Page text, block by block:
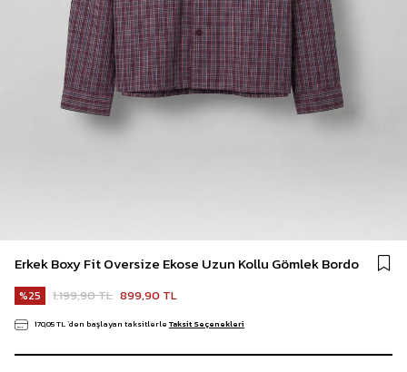
Erkek Boxy Fit Oversize Ekose Uzun Kollu Gömlek Bordo
25 1.199,90 TL 899,90 TL
170,05 TL`den başlayan taksitlerle Taksit Seçenekleri